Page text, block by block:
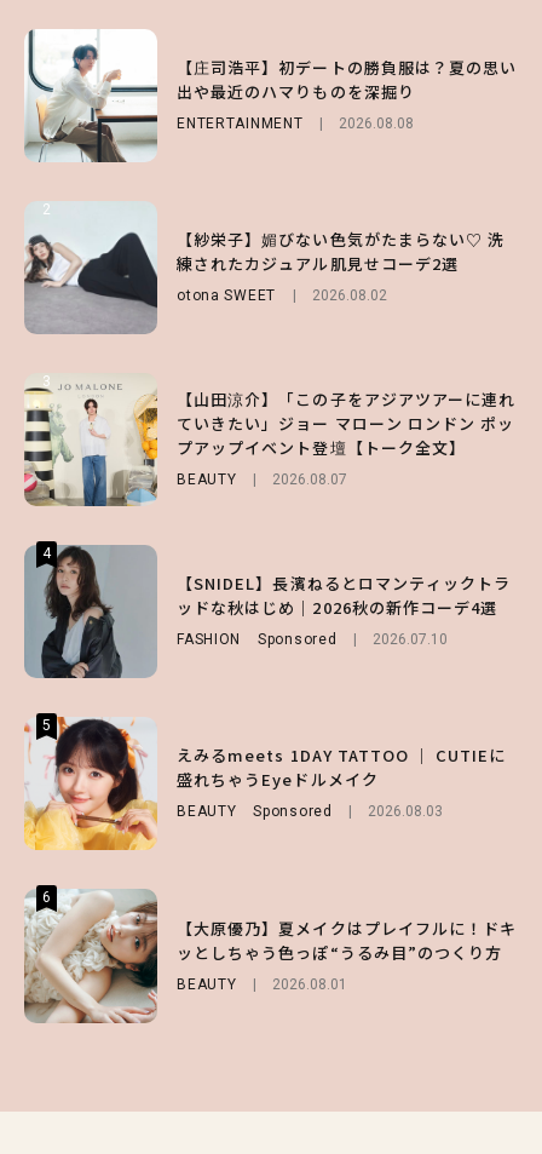
【庄司浩平】初デートの勝負服は？夏の思い
出や最近のハマりものを深掘り
ENTERTAINMENT 2026.08.08
2
【紗栄子】媚びない色気がたまらない♡ 洗
練されたカジュアル肌見せコーデ2選
otona SWEET 2026.08.02
3
【山田涼介】「この子をアジアツアーに連れ
ていきたい」ジョー マローン ロンドン ポッ
プアップイベント登壇【トーク全文】
BEAUTY 2026.08.07
4
【SNIDEL】長濱ねるとロマンティックトラ
ッドな秋はじめ｜2026秋の新作コーデ4選
FASHION Sponsored 2026.07.10
5
えみるmeets 1DAY TATTOO ｜ CUTIEに
盛れちゃうEyeドルメイク
BEAUTY Sponsored 2026.08.03
6
【大原優乃】夏メイクはプレイフルに！ドキ
ッとしちゃう色っぽ“うるみ目”のつくり方
BEAUTY 2026.08.01
【大原優乃】夏メイクはプレイフルに！ドキ
ッとしちゃう色っぽ“うるみ目”のつくり方
BEAUTY 2026.08.01
2
【森香澄】理想のスタイルはどう作る？体型
キープの秘訣や夏の過ごし方など独占インタ
ビュー！
ENTERTAINMENT
3
【ハローキティ】がスシローと初コラボ♡
第1弾の気になるメニュー＆限定グッズを総
チェック！
LIFESTYLE 2026.07.31
4
【ALD1】グループの魅力＆素顔に迫る♡ 一
問一答をお届け！【sweet web独占】
ENTERTAINMENT 2026.08.03
5
【SNIDEL】長濱ねるとロマンティックトラ
ッドな秋はじめ｜2026秋の新作コーデ4選
FASHION Sponsored 2026.07.10
6
る⁉ 39店舗限定『My フルーツ³ フラペチー
ノ®』を徹底レポ♡
【SNIDEL】長濱ねるとロマンティックトラ
ッドな秋はじめ｜2026秋の新作コーデ4選
FASHION Sponsored 2026.07.10
2
【付録】総柄ハローキティが可愛すぎ♡ 紀
ノ国屋コラボの“優秀保冷バッグ”は夏の強
い味方！【オトナミューズ9月号増刊】
2026.07.12
3
【谷まりあ】夏は“シアースカート”でさり
げなく肌見せ！透け感のニュアンスを楽しめ
るマストハブアイテム4選
FASHION 2026.07.19
4
【ハローキティ】がスシローと初コラボ♡
第1弾の気になるメニュー＆限定グッズを総
チェック！
2026.07.31
5
【夏ヘアのくずれ・うねりに】ヘアメイク夢
月直伝♡ ドライシャンプー「バティスト」
を使ったプロ級スタイリング3選
Sponsored
6
ー＆可愛すぎる「大人の肌見せ」トップス3
選